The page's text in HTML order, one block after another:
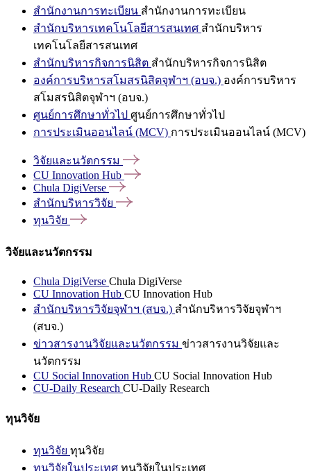
สำนักงานการทะเบียน สำนักงานการทะเบียน
สำนักบริหารเทคโนโลยีสารสนเทศ สำนักบริหาร
เทคโนโลยีสารสนเทศ
สำนักบริหารกิจการนิสิต สำนักบริหารกิจการนิสิต
องค์การบริหารสโมสรนิสิตจุฬาฯ (อบจ.) องค์การบริหาร
สโมสรนิสิตจุฬาฯ (อบจ.)
ศูนย์การศึกษาทั่วไป ศูนย์การศึกษาทั่วไป
การประเมินออนไลน์ (MCV) การประเมินออนไลน์ (MCV)
วิจัยและนวัตกรรม
CU Innovation Hub
Chula DigiVerse
สำนักบริหารวิจัย
ทุนวิจัย
วิจัยและนวัตกรรม
Chula DigiVerse Chula DigiVerse
CU Innovation Hub CU Innovation Hub
สำนักบริหารวิจัยจุฬาฯ (สบจ.) สำนักบริหารวิจัยจุฬาฯ
(สบจ.)
ข่าวสารงานวิจัยและนวัตกรรม ข่าวสารงานวิจัยและ
นวัตกรรม
CU Social Innovation Hub CU Social Innovation Hub
CU-Daily Research CU-Daily Research
ทุนวิจัย
ทุนวิจัย ทุนวิจัย
ทุนวิจัยในประเทศ ทุนวิจัยในประเทศ